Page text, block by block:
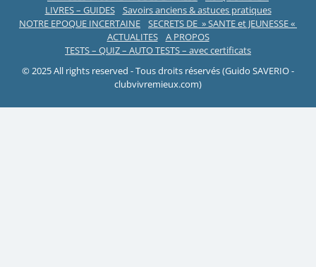
LIVRES – GUIDES
Savoirs anciens & astuces pratiques
NOTRE EPOQUE INCERTAINE
SECRETS DE » SANTE et JEUNESSE «
ACTUALITES
A PROPOS
TESTS – QUIZ – AUTO TESTS – avec certificats
© 2025 All rights reserved - Tous droits réservés (Guido SAVERIO -
clubvivremieux.com)